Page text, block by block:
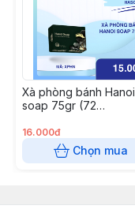
Xà phòng bánh Hanoi
soap 75gr (72
16.000đ
Chọn mua